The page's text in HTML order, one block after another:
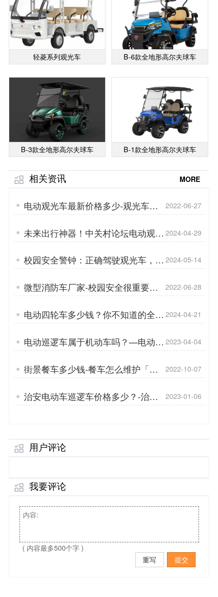
轻菱系列观光车 B-6款全地形高尔夫球车
B-3款全地形高尔夫球车 B-1款全地形高尔夫球车
相关资讯 MORE
电动观光车最新价格多少-观光车电
池详解「专菱」
2022-06-27
未来出行神器！中关村论坛电动观光
车新科技大揭秘「专菱」
2024-04-29
校园安全警钟：正确驾驶观光车，守
护每一生命「专菱」
2024-05-14
微型消防车厂家-校园安全很重要
「专菱」
2022-06-28
电动四轮车多少钱？你不知道的全都
在这！「专菱」
2024-04-21
电动巡逻车属于机动车吗？—电动巡
逻车的车身技术「专菱」
2023-04-04
街景餐车多少钱-餐车怎么维护「专
菱」
2022-10-07
治安电动车巡逻车价格多少？-治安
巡逻车的优点有哪些？「专菱」
2023-01-06
用户评论
我要评论
( 内容最多500个字 )
重写
提交